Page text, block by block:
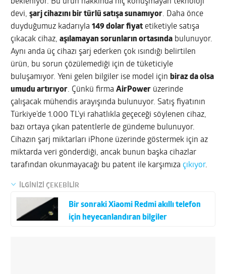
devi,şarj cihazını bir türlü satışa sunamıyor. Daha önce
duyduğumuz kadarıyla149 dolar fiyat etiketiyle satışa
çıkacak cihaz,aşılamayan sorunların ortasında bulunuyor.
Aynı anda üç cihazı şarj ederken çok ısındığı belirtilen
ürün, bu sorun çözülemediği için de tüketiciyle
buluşamıyor. Yeni gelen bilgiler ise model için biraz da olsa
umudu artırıyor. Çünkü firmaAirPower üzerinde
çalışacak mühendis arayışında bulunuyor. Satış fiyatının
Türkiye’de 1.000 TL’yi rahatlıkla geçeceği söylenen cihaz,
bazı ortaya çıkan patentlerle de gündeme bulunuyor.
Cihazın şarj miktarları iPhone üzerinde göstermek için az
miktarda veri gönderdiği, ancak bunun başka cihazlar
tarafından okunmayacağı bu patent ile karşımıza çıkıyor.
İLGİNİZİ ÇEKEBİLİR
Bir sonraki Xiaomi Redmi akıllı telefon
için heyecanlandıran bilgiler